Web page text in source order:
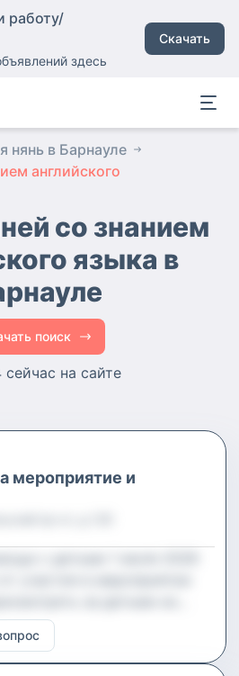
работу/
здесь
Скачать
нянь в Барнауле
английского
со знанием
языка в
поиск
сейчас на сайте
мероприятие и
потребуется ваша
в неделю. Основные
игры и заниматься